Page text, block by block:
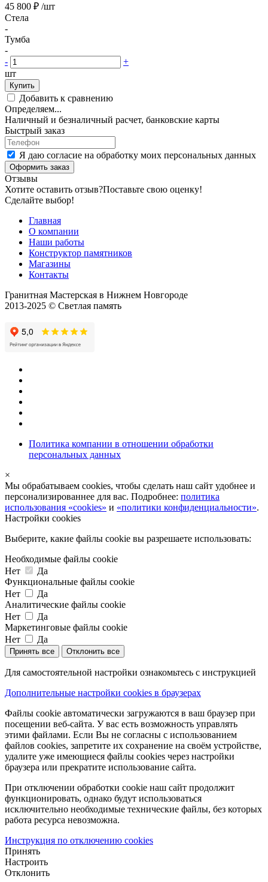
45 800 ₽ /шт
Стела
-
Тумба
-
-
+
шт
Купить
Добавить к сравнению
Определяем...
Наличный и безналичный расчет, банковские карты
Быстрый заказ
Я даю согласие на обработку моих персональных данных
Оформить заказ
Отзывы
Хотите оставить отзыв?Поставьте свою оценку!
Сделайте выбор!
Главная
О компании
Наши работы
Конструктор памятников
Магазины
Контакты
Гранитная Мастерская в Нижнем Новгороде
2013-2025 © Светлая память
Политика компании в отношении обработки
персональных данных
×
Мы обрабатываем cookies, чтобы сделать наш сайт удобнее и
персонализированнее для вас. Подробнее: политика
использования «cookies» и «политики конфиденциальности».
Настройки cookies
Выберите, какие файлы cookie вы разрешаете использовать:
Необходимые файлы cookie
Нет
Да
Функциональные файлы cookie
Нет
Да
Аналитические файлы cookie
Нет
Да
Маркетинговые файлы cookie
Нет
Да
Принять все Отклонить все
Для самостоятельной настройки ознакомьтесь с инструкцией
Дополнительные настройки cookies в браузерах
Файлы cookie автоматически загружаются в ваш браузер при
посещении веб-сайта. У вас есть возможность управлять
этими файлами. Если Вы не согласны с использованием
файлов cookies, запретите их сохранение на своём устройстве,
удалите уже имеющиеся файлы cookies через настройки
браузера или прекратите использование сайта.
При отключении обработки cookie наш сайт продолжит
функционировать, однако будут использоваться
исключительно необходимые технические файлы, без которых
работа ресурса невозможна.
Инструкция по отключению cookies
Принять
Настроить
Отклонить